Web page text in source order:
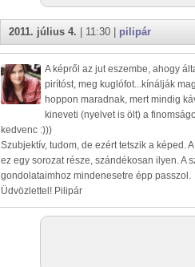
2011. július 4. | 11:30 | pilipár
A képről az jut eszembe, ahogy
pirítóst, meg kuglófot...kínálják
hoppon maradnak, mert mindig
kineveti (nyelvet is ölt) a
kedvenc :)))
Szubjektív, tudom, de ezért tetszik a képed.
ez egy sorozat része, szándékosan ilyen. A
gondolataimhoz mindenesetre épp passzol.
Üdvözlettel! Pilipár